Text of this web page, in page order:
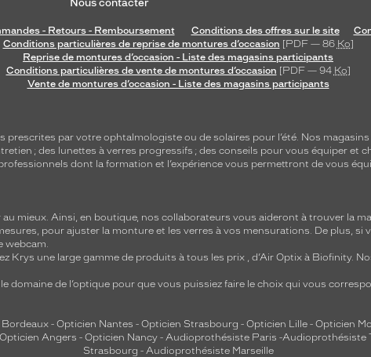
Nous contacter
- Retours - Remboursement Conditions des offres sur le site
Conditions particulières de reprise de montures d’occasion [PDF — 86 Ko]
Reprise de montures d’occasion - Liste des magasins participants
Conditions particulières de vente de montures d’occasion [PDF — 94 Ko]
Vente de montures d’occasion - Liste des magasins participants
prescrites par votre ophtalmologiste ou de solaires pour l’été. Nos
; des lunettes à verres progressifs ; des conseils pour vous équiper et
dont la formation et l’expérience vous permettront de vous
mieux. Ainsi, en boutique, nos collaborateurs vous aideront à trouver la
pour ajuster la monture et les verres à vos mensurations. De plus, si
webcam.
Krys une large gamme de produits à tous les prix , d’Air Optix à Biofinity.
domaine de l’optique pour que vous puissiez faire le choix qui vous
- Opticien Nantes - Opticien Strasbourg - Opticien Lille - Opticien
Opticien Angers - Opticien Nancy - Audioprothésiste Paris -Audioprothésiste
Strasbourg - Audioprothésiste Marseille